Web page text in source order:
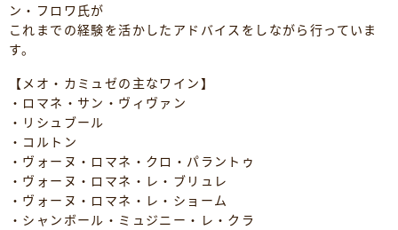
ン・フロワ氏が
これまでの経験を活かしたアドバイスをしながら行っていま
す。
【メオ・カミュゼの主なワイン】
・ロマネ・サン・ヴィヴァン
・リシュブール
・コルトン
・ヴォーヌ・ロマネ・クロ・パラントゥ
・ヴォーヌ・ロマネ・レ・ブリュレ
・ヴォーヌ・ロマネ・レ・ショーム
・シャンボール・ミュジニー・レ・クラ